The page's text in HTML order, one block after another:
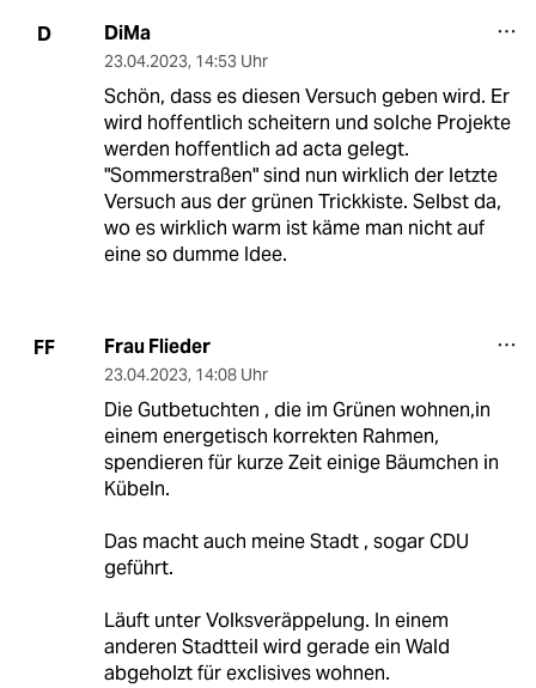
D DiMa
23.04.2023, 14:53 Uhr
Schön, dass es diesen Versuch geben wird. Er
wird hoffentlich scheitern und solche Projekte
werden hoffentlich ad acta gelegt.
"Sommerstraßen" sind nun wirklich der letzte
Versuch aus der grünen Trickkiste. Selbst da,
wo es wirklich warm ist käme man nicht auf
eine so dumme Idee.
FF Frau Flieder
23.04.2023, 14:08 Uhr
Die Gutbetuchten , die im Grünen wohnen,in
einem energetisch korrekten Rahmen,
spendieren für kurze Zeit einige Bäumchen in
Kübeln.
Das macht auch meine Stadt , sogar CDU
geführt.
Läuft unter Volksveräppelung. In einem
anderen Stadtteil wird gerade ein Wald
abgeholzt für exclisives wohnen.